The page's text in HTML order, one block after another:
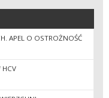
APEL O OSTROŻNOŚĆ
HCV